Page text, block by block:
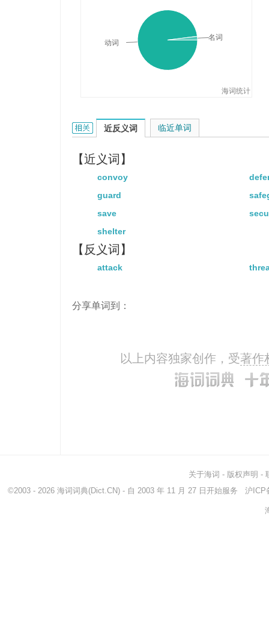
damage.
许多家庭没有投水灾的保。
海词统计
动词
名词
protect的相关资料：
近反义词
【近义词】
convoy
guard
save
shelter
【反义词】
attack
临近单词
分享单词到：
以上内容独家创作，受著作
关于海词 - 版权声明 -
©2003 - 2026 海词词典(Dict.CN) - 自 2003 年 11 月 27 日开始服务 沪ICP